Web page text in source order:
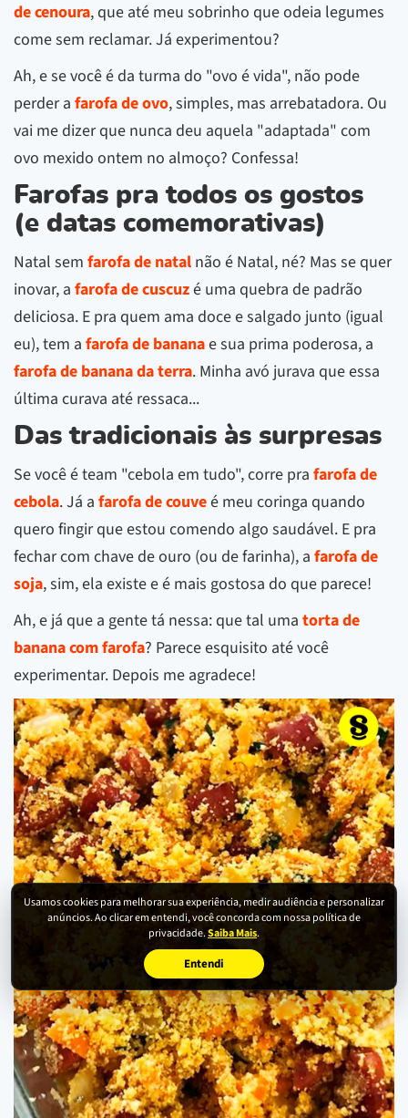
Usamos cookies para melhorar sua experiência, medir audiência e personalizar
anúncios. Ao clicar em entendi, você concorda com nossa política de
privacidade.Saiba Mais.
Entendi
de cenoura, que até meu sobrinho que odeia legumes
come sem reclamar. Já experimentou?
Ah, e se você é da turma do "ovo é vida", não pode
perder a farofa de ovo, simples, mas arrebatadora. Ou
vai me dizer que nunca deu aquela "adaptada" com
ovo mexido ontem no almoço? Confessa!
Farofas pra todos os gostos
(e datas comemorativas)
Natal sem farofa de natal não é Natal, né? Mas se quer
inovar, a farofa de cuscuzé uma quebra de padrão
deliciosa. E pra quem ama doce e salgado junto (igual
eu), tem a farofa de bananae sua prima poderosa, a
farofa de banana da terra. Minha avó jurava que essa
última curava até ressaca...
Das tradicionais às surpresas
Se você é team "cebola em tudo", corre pra farofa de
cebola. Já a farofa de couveé meu coringa quando
quero fingir que estou comendo algo saudável. E pra
fechar com chave de ouro (ou de farinha), a farofa de
soja, sim, ela existe e é mais gostosa do que parece!
Ah, e já que a gente tá nessa: que tal uma torta de
banana com farofa? Parece esquisito até você
experimentar. Depois me agradece!